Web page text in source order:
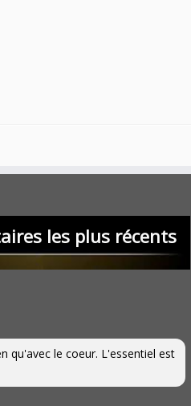
les plus récents
qu'avec le coeur. L'essentiel est